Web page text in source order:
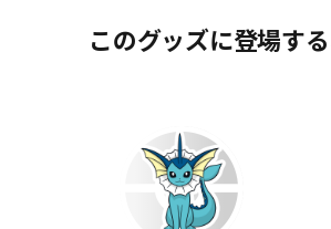
このグッズに登場す